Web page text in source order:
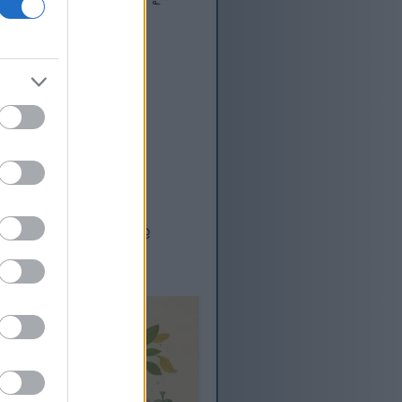
జీర్ణక్రియకు
ఉన్నవారికి మంచిది.
ఎగా మారి శరీరంలోని ఫ్రీ
మరియు ఖనిజాలు